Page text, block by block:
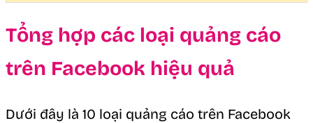
Tổng hợp các loại quảng cáo
trên Facebook hiệu quả
Dưới đây là 10 loại quảng cáo trên Facebook